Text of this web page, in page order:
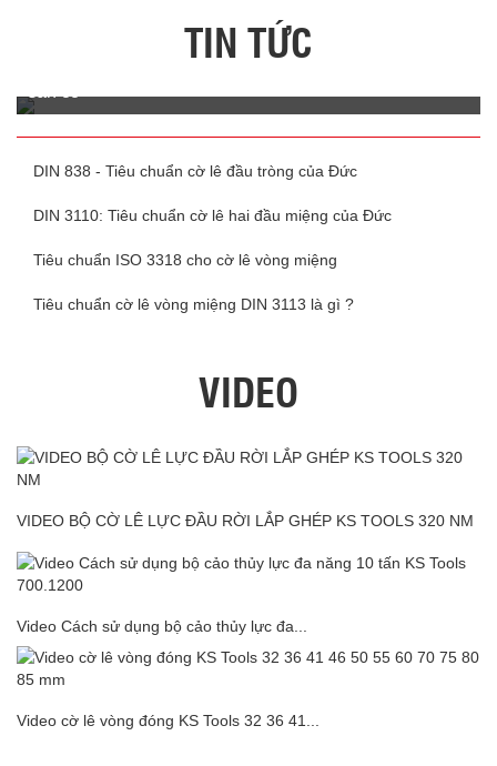
TIN TỨC
hiệu của Unicom JSC
DIN 838 - Tiêu chuẩn cờ lê đầu tròng của Đức
DIN 3110: Tiêu chuẩn cờ lê hai đầu miệng của Đức
Tiêu chuẩn ISO 3318 cho cờ lê vòng miệng
Tiêu chuẩn cờ lê vòng miệng DIN 3113 là gì ?
VIDEO
VIDEO BỘ CỜ LÊ LỰC ĐẦU RỜI LẮP GHÉP KS TOOLS 320 NM
Video Cách sử dụng bộ cảo thủy lực đa...
Video cờ lê vòng đóng KS Tools 32 36 41...